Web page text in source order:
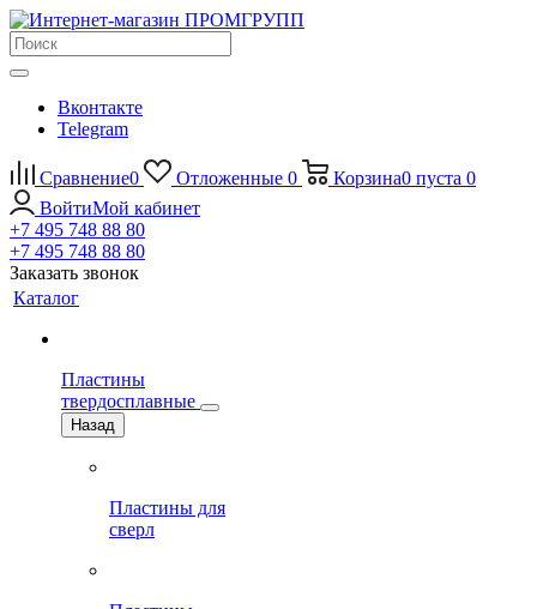
Вконтакте
Telegram
Сравнение0 Отложенные 0 Корзина0 пуста 0
ВойтиМой кабинет
+7 495 748 88 80
+7 495 748 88 80
Заказать звонок
Каталог
Пластины
твердосплавные
Назад
Пластины для
сверл